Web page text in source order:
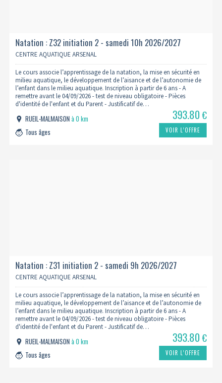
Natation : Z32 initiation 2 - samedi 10h 2026/2027
CENTRE AQUATIQUE ARSENAL
Le cours associe l’apprentissage de la natation, la mise en sécurité en
milieu aquatique, le développement de l’aisance et de l’autonomie de
l’enfant dans le milieu aquatique. Inscription à partir de 6 ans - A
remettre avant le 04/09/2026 - test de niveau obligatoire - Pièces
d'identité de l'enfant et du Parent - Justificatif de…
RUEIL-MALMAISONà 0 km
Tous âges
393.80€
VOIR L’OFFRE
Natation : Z31 initiation 2 - samedi 9h 2026/2027
CENTRE AQUATIQUE ARSENAL
Le cours associe l’apprentissage de la natation, la mise en sécurité en
milieu aquatique, le développement de l’aisance et de l’autonomie de
l’enfant dans le milieu aquatique. Inscription à partir de 6 ans - A
remettre avant le 04/09/2026 - test de niveau obligatoire - Pièces
d'identité de l'enfant et du Parent - Justificatif de…
RUEIL-MALMAISONà 0 km
Tous âges
393.80€
VOIR L’OFFRE